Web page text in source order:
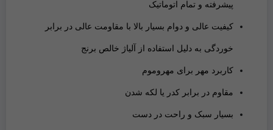
پیشرفته و تمام اتوماتیک
کیفیت عالی و دوام بسیار بالا با مقاومت عالی در برابر
خوردگی به دلیل استفاده از آلیاژ خالص برنج
کاربرد مهر برای مهروموم
مقاوم در برابر کدر یا لکه شدن
بسیار سبک و راحت در دست